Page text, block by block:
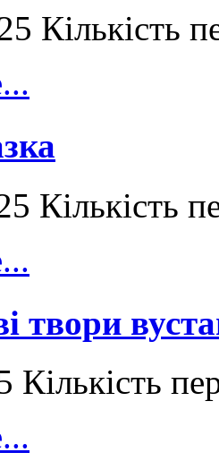
Кількість
Кількість
твори
Кількість